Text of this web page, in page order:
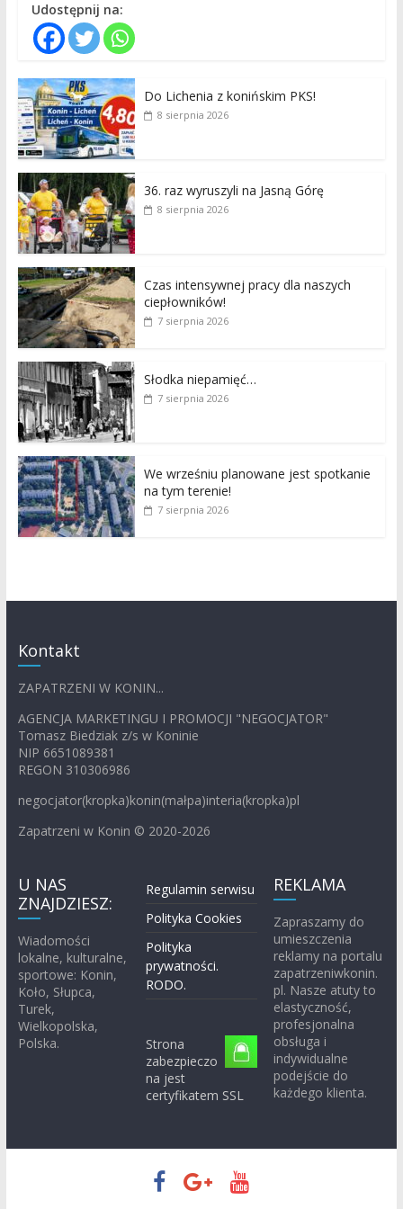
Udostępnij na:
Do Lichenia z konińskim PKS!
8 sierpnia 2026
36. raz wyruszyli na Jasną Górę
8 sierpnia 2026
Czas intensywnej pracy dla naszych
ciepłowników!
7 sierpnia 2026
Słodka niepamięć…
7 sierpnia 2026
We wrześniu planowane jest spotkanie
na tym terenie!
7 sierpnia 2026
Kontakt
ZAPATRZENI W KONIN...
AGENCJA MARKETINGU I PROMOCJI "NEGOCJATOR"
Tomasz Biedziak z/s w Koninie
NIP 6651089381
REGON 310306986
negocjator(kropka)konin(małpa)interia(kropka)pl
Zapatrzeni w Konin © 2020-2026
U NAS
ZNAJDZIESZ:
Wiadomości
lokalne, kulturalne,
sportowe: Konin,
Koło, Słupca,
Turek,
Wielkopolska,
Polska.
Regulamin serwisu
Polityka Cookies
Polityka
prywatności.
RODO.
Strona
zabezpieczo
na jest
certyfikatem SSL
REKLAMA
Zapraszamy do
umieszczenia
reklamy na portalu
zapatrzeniwkonin.
pl. Nasze atuty to
elastyczność,
profesjonalna
obsługa i
indywidualne
podejście do
każdego klienta.